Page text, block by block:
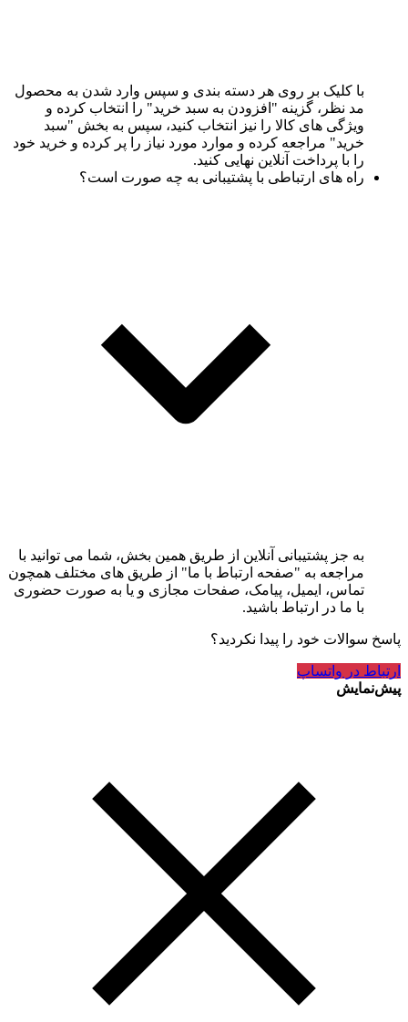
با کلیک بر روی هر دسته بندی و سپس وارد شدن به محصول
مد نظر، گزینه "افزودن به سبد خرید" را انتخاب کرده و
ویژگی های کالا را نیز انتخاب کنید، سپس به بخش "سبد
خرید" مراجعه کرده و موارد مورد نیاز را پر کرده و خرید خود
را با پرداخت آنلاین نهایی کنید.
راه های ارتباطی با پشتیبانی به چه صورت است؟
به جز پشتیبانی آنلاین از طریق همین بخش، شما می توانید با
مراجعه به "صفحه ارتباط با ما" از طریق های مختلف همچون
تماس، ایمیل، پیامک، صفحات مجازی و یا به صورت حضوری
با ما در ارتباط باشید.
پاسخ سوالات خود را پیدا نکردید؟
ارتباط در واتساپ
پیش‌نمایش